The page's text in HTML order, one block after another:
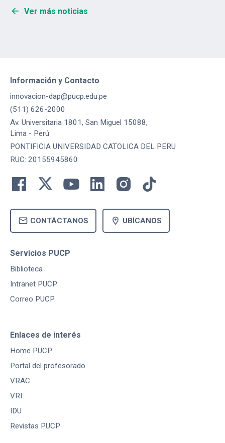
arrow_back Ver más noticias
Información y Contacto
innovacion-dap@pucp.edu.pe
(511) 626-2000
Av. Universitaria 1801, San Miguel 15088,
Lima - Perú
PONTIFICIA UNIVERSIDAD CATOLICA DEL PERU
RUC: 20155945860
mail CONTÁCTANOS location_on UBÍCANOS
Servicios PUCP
Biblioteca
Intranet PUCP
Correo PUCP
Enlaces de interés
Home PUCP
Portal del profesorado
VRAC
VRI
IDU
Revistas PUCP